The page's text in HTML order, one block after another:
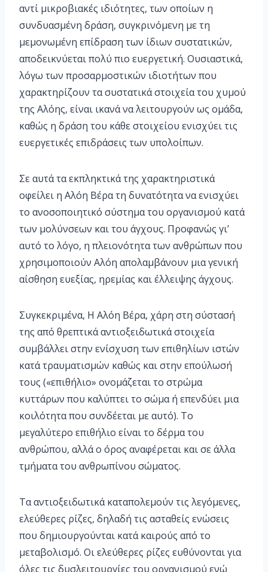
αντί μικροβιακές ιδιότητες, των οποίων η
συνδυασμένη δράση, συγκρινόμενη με τη
μεμονωμένη επίδραση των ίδιων συστατικών,
αποδεικνύεται πολύ πιο ευεργετική. Ουσιαστικά,
λόγω των προσαρμοστικών ιδιοτήτων που
χαρακτηρίζουν τα συστατικά στοιχεία του χυμού
της Αλόης, είναι ικανά να λειτουργούν ως ομάδα,
καθώς η δράση του κάθε στοιχείου ενισχύει τις
ευεργετικές επιδράσεις των υπολοίπων.
Σε αυτά τα εκπληκτικά της χαρακτηριστικά
οφείλει η Αλόη Βέρα τη δυνατότητα να ενισχύει
το ανοσοποιητικό σύστημα του οργανισμού κατά
των μολύνσεων και του άγχους. Προφανώς γι’
αυτό το λόγο, η πλειονότητα των ανθρώπων που
χρησιμοποιούν Αλόη απολαμβάνουν μια γενική
αίσθηση ευεξίας, ηρεμίας και έλλειψης άγχους.
Συγκεκριμένα, Η Αλόη Βέρα, χάρη στη σύστασή
της από θρεπτικά αντιοξειδωτικά στοιχεία
συμβάλλει στην ενίσχυση των επιθηλίων ιστών
κατά τραυματισμών καθώς και στην επούλωσή
τους («επιθήλιο» ονομάζεται το στρώμα
κυττάρων που καλύπτει το σώμα ή επενδύει μια
κοιλότητα που συνδέεται με αυτό). Το
μεγαλύτερο επιθήλιο είναι το δέρμα του
ανθρώπου, αλλά ο όρος αναφέρεται και σε άλλα
τμήματα του ανθρωπίνου σώματος.
Τα αντιοξειδωτικά καταπολεμούν τις λεγόμενες,
ελεύθερες ρίζες, δηλαδή τις ασταθείς ενώσεις
που δημιουργούνται κατά καιρούς από το
μεταβολισμό. Οι ελεύθερες ρίζες ευθύνονται για
όλες τις δυσλειτουργίες του οργανισμού ενώ